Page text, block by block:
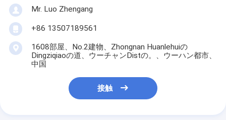
Mr. Luo Zhengang
+86 13507189561
1608部屋、No.2建物、Zhongnan Huanlehuiの
Dingziqiaoの道、ウーチャンDistの。、ウーハン都市、
中国
接触